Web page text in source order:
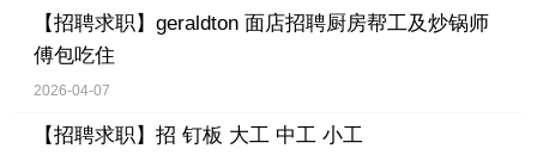
【招聘求职】 geraldton 面店招聘厨房帮工及炒锅师
傅包吃住
2026-04-07
【招聘求职】 招 钉板 大工 中工 小工